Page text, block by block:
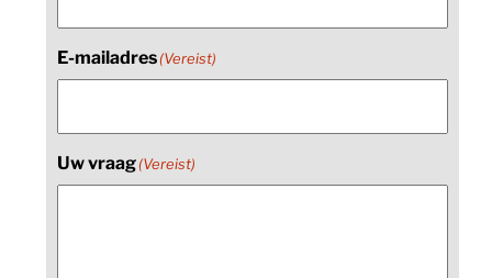
E-mailadres(Vereist)
Uw vraag(Vereist)